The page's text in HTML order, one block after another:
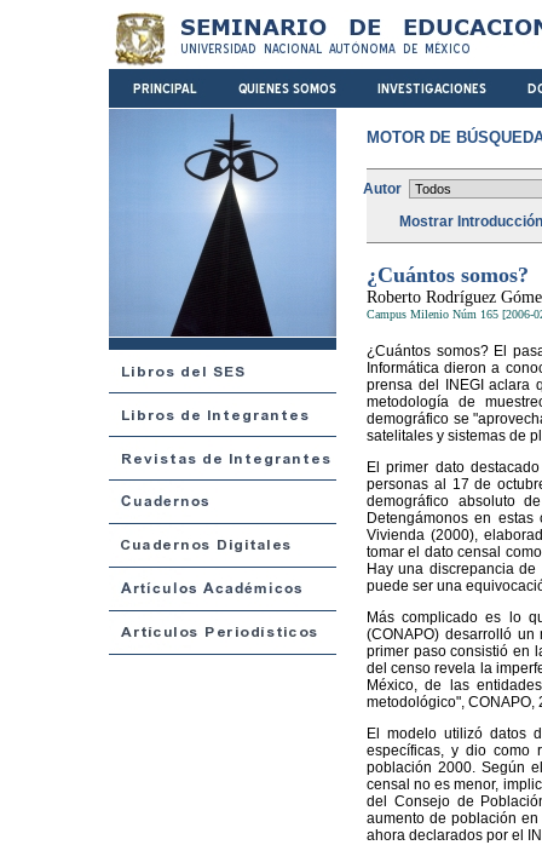
MOTOR DE
Autor
Mostrar
¿Cuántos somos?
Roberto Rodríguez
Campus Milenio Núm 165 [2006-
¿Cuántos somos? El
Informática dieron a
prensa del INEGI aclara
metodología de
demográfico se
satelitales y sistemas de
El primer dato
personas al 17 de
demográfico absoluto
Detengámonos en
Vivienda (2000),
tomar el dato censal
Hay una discrepancia
puede ser una
Más complicado es lo
(CONAPO) desarrolló
primer paso consistió en
del censo revela la
México, de las
metodológico", CONAPO,
El modelo utilizó datos
específicas, y dio como
población 2000. Según
censal no es menor,
del Consejo de
aumento de población
ahora declarados por el